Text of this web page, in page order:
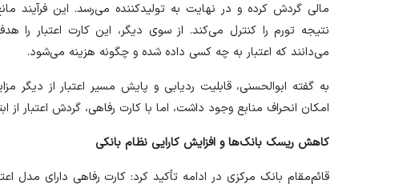
مالی گردش کرده و در نهایت به تولیدکننده می‌رسد. این فرآیند
نتیجه تورم را کنترل می‌کند. از سوی دیگر، این کارت اعتبار را
می‌دانند که اعتبار به چه کسی داده شده و چگونه هزینه می‌شود.
به گفته ابوالحسنی، قابلیت ردیابی و پایش مسیر اعتبار از دیگر
امکان انحراف منابع وجود داشت، اما با کارت رفاهی، گردش اعتبار از
کاهش ریسک بانک‌ها و افزایش کارایی نظام بانکی
قائم‌مقام بانک مرکزی در ادامه تأکید کرد: کارت رفاهی دارای